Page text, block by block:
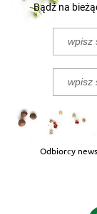
Bądź na
Odbiorcy